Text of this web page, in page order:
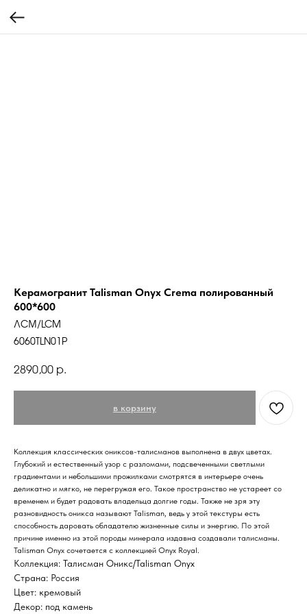
Керамогранит Talisman Onyx Crema полированный
600*600
ЛСМ/LCM
6060TLN01P
2890,00 р.
в корзину
Коллекция классических ониксов-талисманов выполнена в двух цветах.
Глубокий и естественный узор с разломами, подсвеченными светлыми
градиентами и небольшими прожилками смотрятся в интерьере очень
деликатно и мягко, не перегружая его. Такое пространство не устареет со
временем и будет радовать владельца долгие годы. Также не зря эту
разновидность оникса называют Talisman, ведь у этой текстуры есть
способность даровать обладателю жизненные силы и энергию. По этой
причине именно из этой породы минерала издавна создавали талисманы.
Talisman Onyx сочетается с коллекцией Onyx Royal.
Коллекция: Талисман Оникс/Talisman Onyx
Страна: Россия
Цвет: кремовый
Декор: под камень